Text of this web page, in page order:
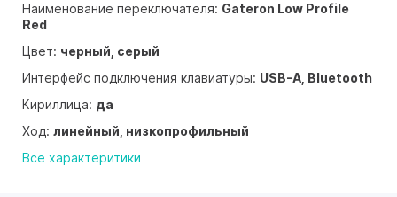
Наименование переключателя: Gateron Low Profile
Red
Цвет: черный, серый
Интерфейс подключения клавиатуры: USB-A, Bluetooth
Кириллица: да
Ход: линейный, низкопрофильный
Все характеритики